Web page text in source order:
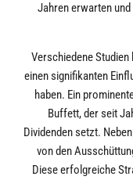
Jahren erwarten
Verschiedene
einen signifikanten
haben. Ein
Buffett, der seit
Dividenden setzt.
von den
Diese erfolgreiche